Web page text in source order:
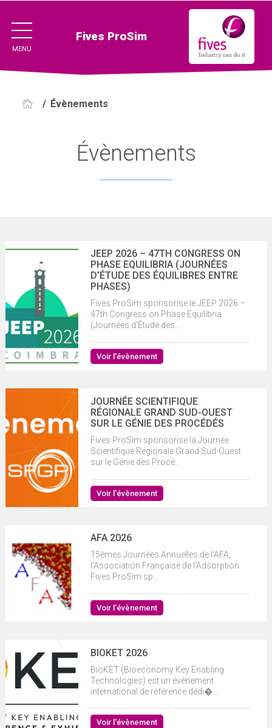
MENU
Fives ProSim
/ Évènements
Évènements
JEEP 2026 – 47TH CONGRESS ON
PHASE EQUILIBRIA (JOURNÉES
D’ÉTUDE DES ÉQUILIBRES ENTRE
PHASES)
Fives ProSim sponsorise le JEEP 2026 –
47th Congress on Phase Equilibria
(Journées d’Étude des...
Voir l'évènement
JOURNÉE SCIENTIFIQUE
RÉGIONALE GRAND SUD-OUEST
SUR LE GÉNIE DES PROCÉDÉS
Fives ProSim sponsorise la Journée
Scientifique Régionale Grand Sud-Ouest
sur le Génie des Procé...
Voir l'évènement
AFA 2026
15èmes Journées Annuelles de l’AFA,
l’Association Française de l’Adsorption
Fives ProSim sp...
Voir l'évènement
BIOKET 2026
BioKET (Bioeconomy Key Enabling
Technologies) est un événement
international de référence dédi�...
Voir l'évènement